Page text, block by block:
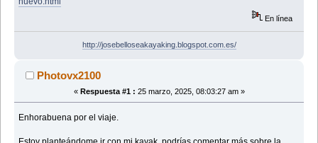
En línea
http://josebelloseakayaking.blogspot.com.es/
Photovx2100
« Respuesta #1 : 25 marzo, 2025, 08:03:27 am »
Enhorabuena por el viaje.